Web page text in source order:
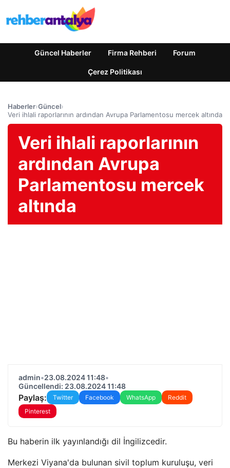
Güncel Haberler Firma Rehberi Forum
Çerez Politikası
Haberler›Güncel›
Veri ihlali raporlarının ardından Avrupa Parlamentosu mercek altında
Veri ihlali raporlarının
ardından Avrupa
Parlamentosu mercek
altında
admin•23.08.2024 11:48•
Güncellendi: 23.08.2024 11:48
Paylaş: Twitter Facebook WhatsApp
Reddit
Pinterest
Bu haberin ilk yayınlandığı dil İngilizcedir.
Merkezi Viyana'da bulunan sivil toplum kuruluşu, veri